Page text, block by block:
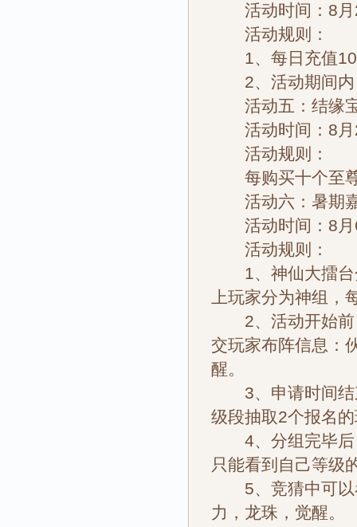
活动时间：8月
活动规则：
1、每日充值
2、活动期间内
活动五：结缘
活动时间：8月
活动规则：
每购买十个至尊
活动六：暑期嘉
活动时间：8月
活动规则：
1、神仙大擂台
上玩家分为神组
2、活动开始前
交玩家布阵信息：
醒。
3、申请时间结
级段抽取2个报名
4、分组完毕后
只能看到自己等级
5、竞猜中可以
力，龙珠，觉醒。